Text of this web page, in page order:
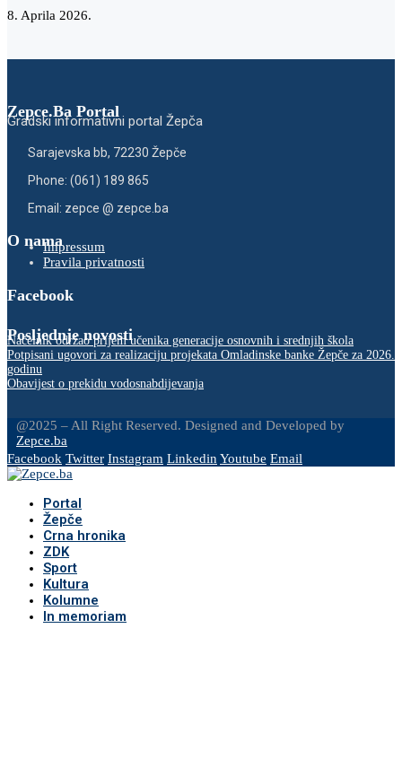
8. Aprila 2026.
Zepce.Ba Portal
Gradski informativni portal Žepča
Sarajevska bb, 72230 Žepče
Phone: (061) 189 865
Email: zepce @ zepce.ba
O namaImpressum
Pravila privatnosti
Facebook
Posljednje novosti
Načelnik održao prijem učenika generacije osnovnih i srednjih škola
Potpisani ugovori za realizaciju projekata Omladinske banke Žepče za 2026.
godinu
Obavijest o prekidu vodosnabdijevanja
@2025 – All Right Reserved. Designed and Developed by
Zepce.ba
Facebook Twitter Instagram LinkedinYoutube Email
Portal
Žepče
Crna hronika
ZDK
Sport
Kultura
Kolumne
In memoriam